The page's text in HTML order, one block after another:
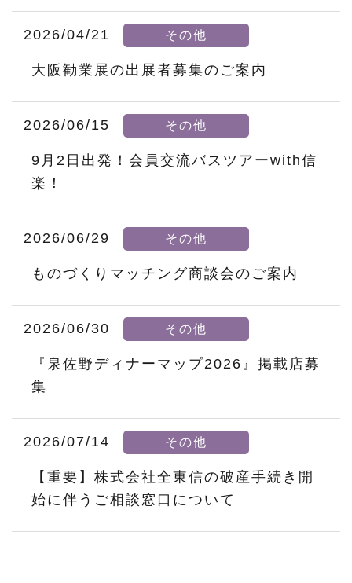
2026/04/21 その他
大阪勧業展の出展者募集のご案内
2026/06/15 その他
9月2日出発！会員交流バスツアーwith信
楽！
2026/06/29 その他
ものづくりマッチング商談会のご案内
2026/06/30 その他
『泉佐野ディナーマップ2026』掲載店募
集
2026/07/14 その他
【重要】株式会社全東信の破産手続き開
始に伴うご相談窓口について